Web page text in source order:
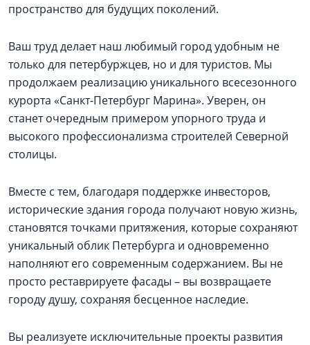
пространство для будущих поколений.
Ваш труд делает наш любимый город удобным не
только для петербуржцев, но и для туристов. Мы
продолжаем реализацию уникального всесезонного
курорта «Санкт-Петербург Марина». Уверен, он
станет очередным примером упорного труда и
высокого профессионализма строителей Северной
столицы.
Вместе с тем, благодаря поддержке инвесторов,
исторические здания города получают новую жизнь,
становятся точками притяжения, которые сохраняют
уникальный облик Петербурга и одновременно
наполняют его современным содержанием. Вы не
просто реставрируете фасады – вы возвращаете
городу душу, сохраняя бесценное наследие.
Вы реализуете исключительные проекты развития